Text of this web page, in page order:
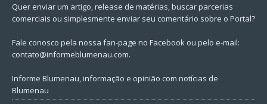
Quer enviar um artigo, release de matérias, buscar parcerias
comerciais ou simplesmente enviar seu comentário sobre o Portal?
Fale conosco pela nossa fan-page no Facebook ou pelo e-mail:
contato@informeblumenau.com.
Informe Blumenau, informação e opinião com notícias de
Blumenau